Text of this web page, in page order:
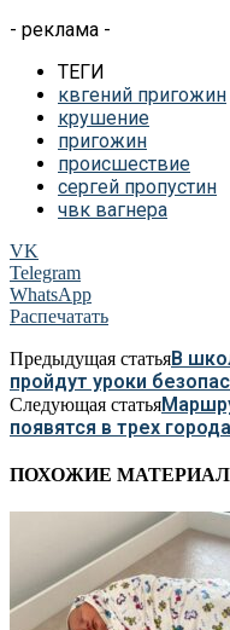
- реклама -
ТЕГИ
квгений пригожин
крушение
пригожин
происшествие
сергей пропустин
чвк вагнера
VK
Telegram
WhatsApp
Распечатать
Предыдущая статьяВ
пройдут уроки
Следующая статья
появятся в трех
ПОХОЖИЕ